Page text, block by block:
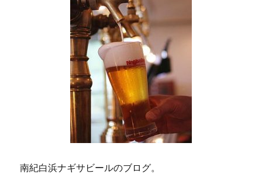
南紀白浜ナギサビールのブログ。